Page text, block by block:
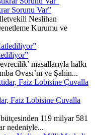
Sorunu Var”
Neslihan
Kurumu ve
masallarıyla halkı
Ovası’nı ve Şahin...
Faiz Lobisine Çuvalla
119 milyar 581
nedeniyle...